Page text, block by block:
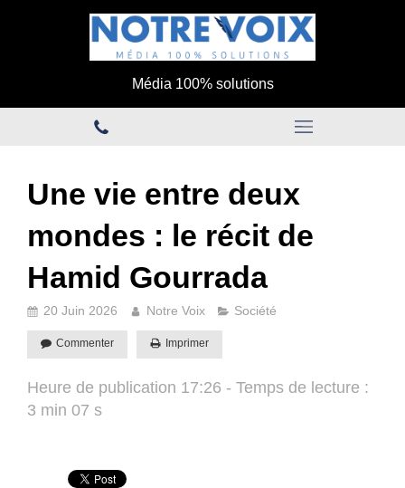
Média 100% solutions
Une vie entre deux
mondes : le récit de
Hamid Gourrada
20 Juin 2026 Notre Voix Société
Commenter Imprimer
Heure de publication 17:26 - Temps de lecture :
3 min 07 s